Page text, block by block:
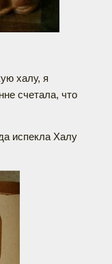
халу, я
счетала, что
испекла Халу